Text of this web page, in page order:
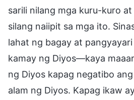
sarili nilang mga kuru-kuro
silang naiipit sa mga ito.
lahat ng bagay at
kamay ng Diyos—kaya
ng Diyos kapag negatibo
alam ng Diyos. Kapag ikaw